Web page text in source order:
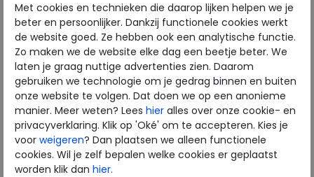
Xsensible
Stretchwalker
Mykonos black
wijdte Wijdtemaat H
€ 169,95
€ 101,97
Beschikbare maten
37
Met cookies en technieken die daarop lijken helpen we je
beter en persoonlijker. Dankzij functionele cookies werkt
de website goed. Ze hebben ook een analytische functie.
Zo maken we de website elke dag een beetje beter. We
laten je graag nuttige advertenties zien. Daarom
gebruiken we technologie om je gedrag binnen en buiten
onze website te volgen. Dat doen we op een anonieme
manier. Meer weten? Lees hier alles over onze cookie- en
privacyverklaring. Klik op 'Oké' om te accepteren. Kies je
voor weigeren? Dan plaatsen we alleen functionele
cookies. Wil je zelf bepalen welke cookies er geplaatst
worden klik dan hier.